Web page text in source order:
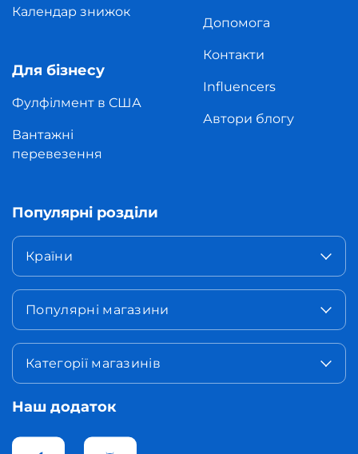
Календар знижок
Для бізнесу
Фулфілмент в США
Вантажні
перевезення
Допомога
Контакти
Influencers
Автори блогу
Популярні розділи
Країни
Популярні магазини
Категорії магазинів
Наш додаток